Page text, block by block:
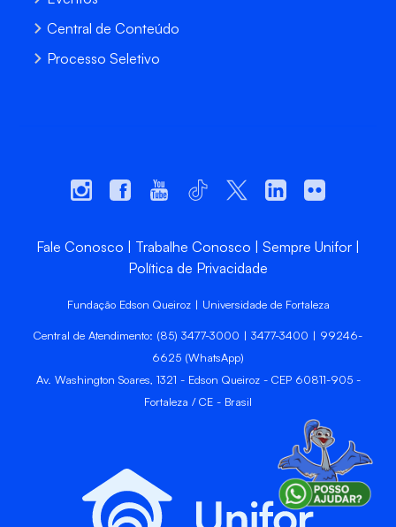
Central de Conteúdo
Processo Seletivo
Fale Conosco Trabalhe Conosco
Sempre Unifor
Política de Privacidade
Fundação Edson Queiroz | Universidade de Fortaleza
Central de Atendimento: (85) 3477-3000 | 3477-3400 | 99246-
6625 (WhatsApp)
Av. Washington Soares, 1321 - Edson Queiroz - CEP 60811-905 -
Fortaleza / CE - Brasil